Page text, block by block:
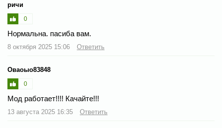
ричи
0
Нормальна. пасиба вам.
8 октября 2025 15:06 Ответить
Оваоыо83848
0
Мод работает!!!! Качайте!!!
13 августа 2025 16:35 Ответить